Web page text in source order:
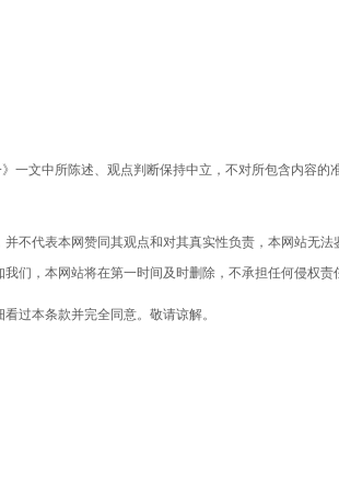
一文中所陈述、观点判断保持中立，不对所包含内容的
不代表本网赞同其观点和对其真实性负责，本网站无
们，本网站将在第一时间及时删除，不承担任何侵权责
过本条款并完全同意。敬请谅解。